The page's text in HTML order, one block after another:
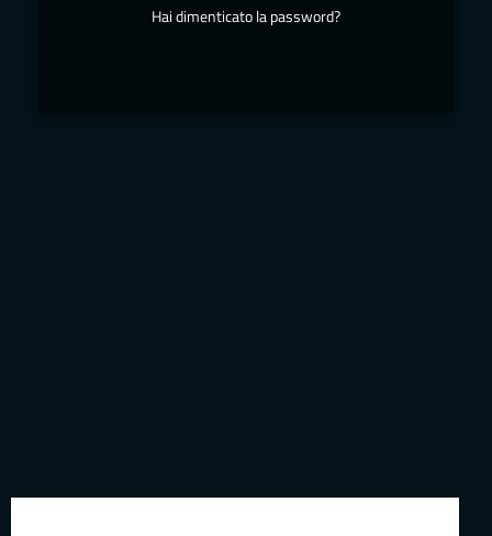
Hai dimenticato la password?